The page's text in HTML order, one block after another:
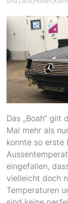
Das „Boah“ gilt
Mal mehr als
konnte so erste
eingefallen,
vielleicht doch
Temperaturen